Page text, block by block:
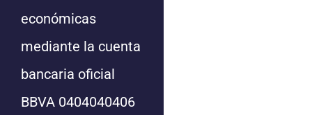
económicas
mediante la cuenta
bancaria oficial
BBVA 0404040406